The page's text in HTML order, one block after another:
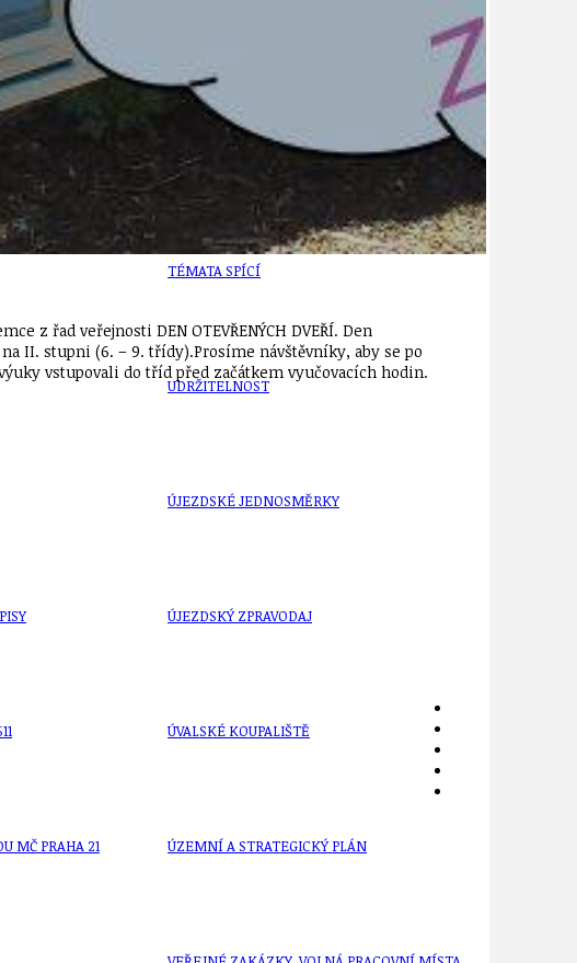
SOUTĚŽE
MČ PRAHA 21
TÉMA
TÉMATA SPÍCÍ
UDRŽITELNOST
ÚJEZDSKÉ JEDNOSMĚRKY
ÚJEZDSKÝ ZPRAVODAJ
ÚVALSKÉ KOUPALIŠTĚ
ÚZEMNÍ A STRATEGICKÝ PLÁN
z řad veřejnosti DEN OTEVŘENÝCH DVEŘÍ. Den
na II. stupni (6. – 9. třídy).Prosíme návštěvníky, aby se po
vstupovali do tříd před začátkem vyučovacích hodin.